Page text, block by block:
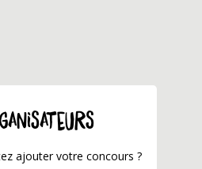
ajouter votre concours ?